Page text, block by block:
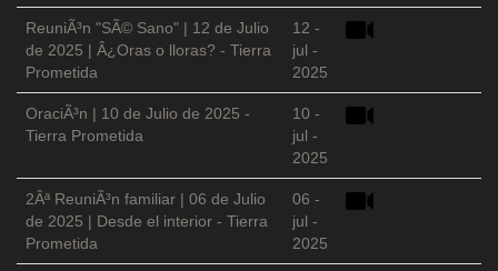
ReuniÃ³n "SÃ© Sano" | 12 de Julio
de 2025 | Â¿Oras o lloras? - Tierra
Prometida
12 -
jul -
2025
OraciÃ³n | 10 de Julio de 2025 -
Tierra Prometida
10 -
jul -
2025
2Âª ReuniÃ³n familiar | 06 de Julio
de 2025 | Desde el interior - Tierra
Prometida
06 -
jul -
2025